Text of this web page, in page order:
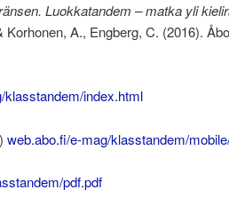
Luokkatandem – matka yli
A., Engberg, C. (2016).
klasstandem/index.html
web.abo.fi/e-mag/klasstandem/
pdf.pdf